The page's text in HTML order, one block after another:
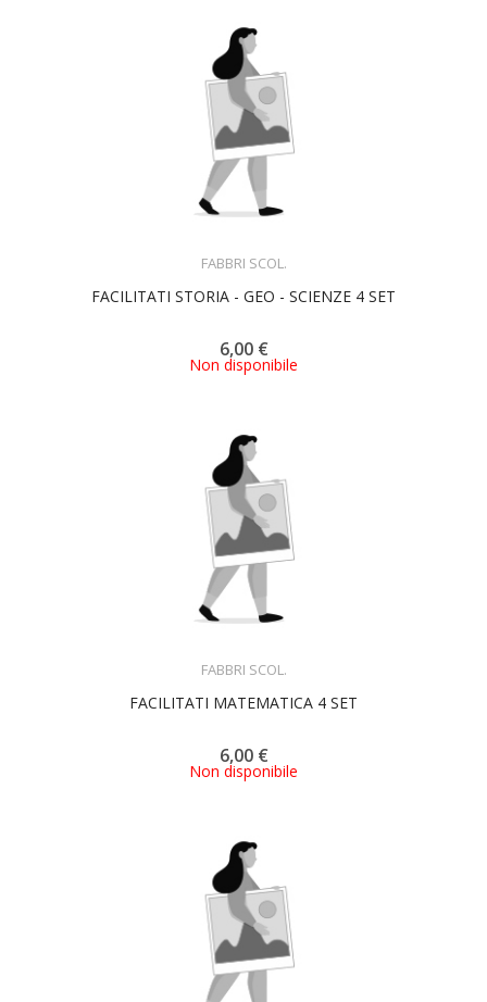
FABBRI SCOL.
FACILITATI STORIA - GEO - SCIENZE 4 SET
6,00 €
Non disponibile
FABBRI SCOL.
FACILITATI MATEMATICA 4 SET
6,00 €
Non disponibile